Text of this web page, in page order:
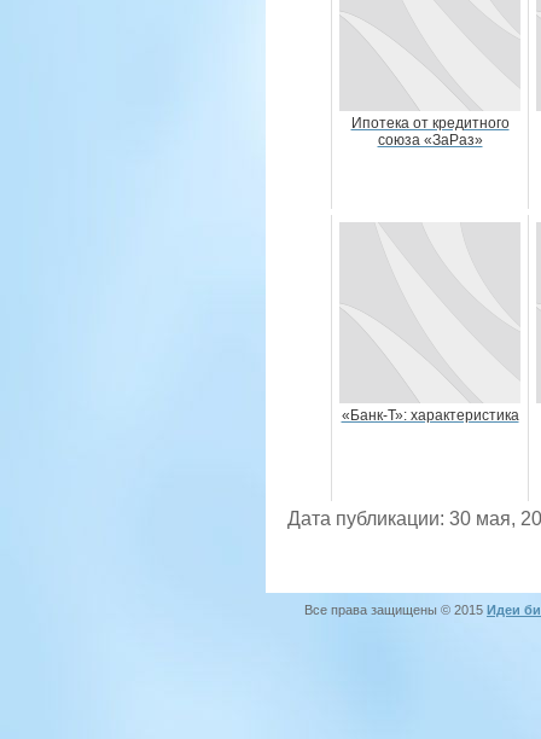
Ипотека от кредитного
союза «ЗаРаз»
«Банк-Т»: характеристика
Дата публикации: 30 мая,
Все права защищены © 2015 Идеи